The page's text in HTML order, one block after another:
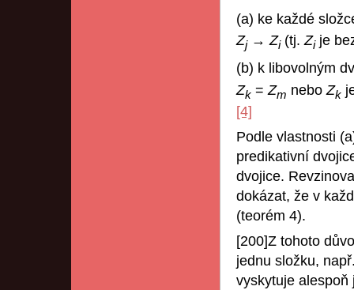
(a) ke každé
Zj →Zi (tj.Zi je
(b) k libovolným
Zk = Zm nebo Zk
[4]
Podle vlastnosti
predikativní
dvojice.
dokázat, že v
(teorém 4).
[200]Z tohoto
jednu složku,
vyskytuje